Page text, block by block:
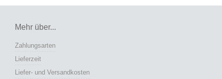
Mehr über...
Zahlungsarten
Lieferzeit
Liefer- und Versandkosten